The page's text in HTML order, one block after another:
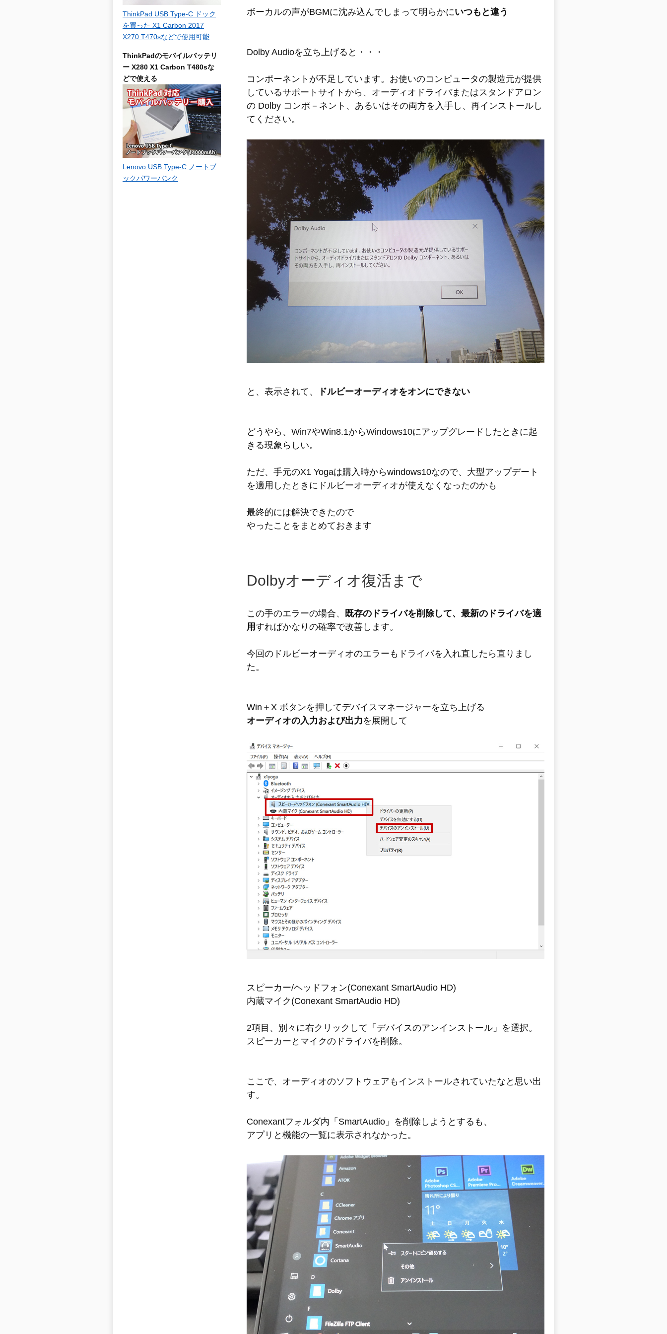
ボーカルの声がBGMに沈み込んでしまって明らかにいつもと違う
Dolby Audioを立ち上げると・・・
コンポーネントが不足しています。お使いのコンピュータの製造元が提供
しているサポートサイトから、オーディオドライバまたはスタンドアロン
の Dolby コンポ－ネント、あるいはその両方を入手し、再インストールし
てください。
と、表示されて、 ドルビーオーディオをオンにできない
どうやら、Win7やWin8.1からWindows10にアップグレードしたときに起
きる現象らしい。
ただ、手元のX1 Yogaは購入時からwindows10なので、大型アップデート
を適用したときにドルビーオーディオが使えなくなったのかも
最終的には解決できたので
やったことをまとめておきます
Dolbyオーディオ復活まで
この手のエラーの場合、 既存のドライバを削除して、最新のドライバを適
用すればかなりの確率で改善します。
今回のドルビーオーディオのエラーもドライバを入れ直したら直りまし
た。
Win＋X ボタンを押してデバイスマネージャーを立ち上げる
オーディオの入力および出力 を展開して
スピーカー/ヘッドフォン(Conexant SmartAudio HD)
内蔵マイク(Conexant SmartAudio HD)
2項目、別々に右クリックして「デバイスのアンインストール」を選択。
スピーカーとマイクのドライバを削除。
ここで、オーディオのソフトウェアもインストールされていたなと思い出
す。
Conexantフォルダ内「SmartAudio」を削除しようとするも、
アプリと機能の一覧に表示されなかった。
ThinkPad USB Type-C ドック
を買った X1 Carbon 2017
X270 T470sなどで使用可能
ThinkPadのモバイルバッテリ
ー X280 X1 Carbon T480sな
どで使える
Lenovo USB Type-C ノートブ
ックパワーバンク